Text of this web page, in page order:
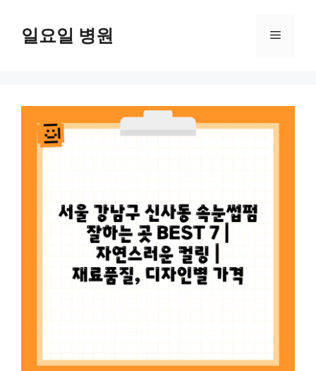
일요일 병원 메